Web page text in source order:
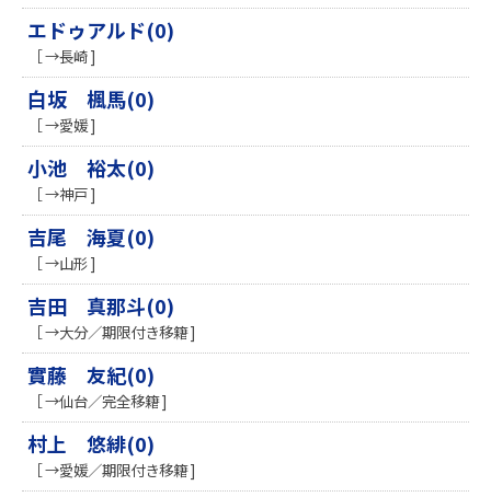
エドゥアルド(0)
［ →長崎 ]
白坂 楓馬(0)
［ →愛媛 ]
小池 裕太(0)
［ →神戸 ]
吉尾 海夏(0)
［ →山形 ]
吉田 真那斗(0)
［ →大分／期限付き移籍 ]
實藤 友紀(0)
［ →仙台／完全移籍 ]
村上 悠緋(0)
［ →愛媛／期限付き移籍 ]